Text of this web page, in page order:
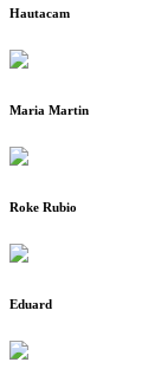
Hautacam
Maria Martin
Roke Rubio
Eduard